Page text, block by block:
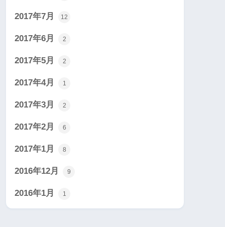
2017年7月 12
2017年6月 2
2017年5月 2
2017年4月 1
2017年3月 2
2017年2月 6
2017年1月 8
2016年12月 9
2016年1月 1